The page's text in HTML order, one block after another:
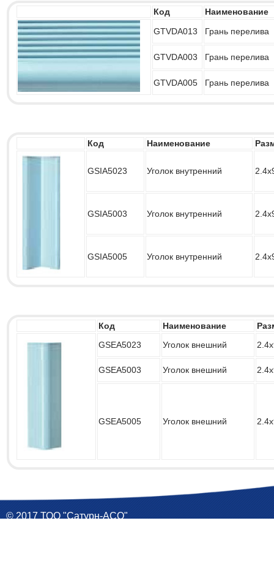
Код
Наименование
GTVDA013
Грань перелива
GTVDA003 Грань перелива
GTVDA005 Грань перелива
Код Наименование
GSIA5023 Уголок внутренний
GSIA5003 Уголок внутренний
GSIA5005 Уголок внутренний
Код Наименование
GSEA5023
Уголок внешний
GSEA5003 Уголок внешний
GSEA5005 Уголок внешний
© 2017 ТОО "Сатурн-АСО"